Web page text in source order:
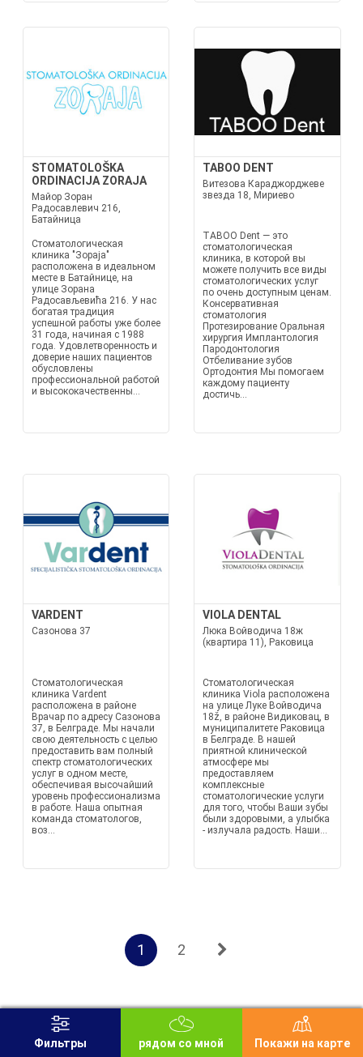
STOMATOLOŠKA
ORDINACIJA ZORAJA
Майор Зоран
Радосавлевич 216,
Батайница
Стоматологическая
клиника "Зораја"
расположена в идеальном
месте в Батайнице, на
улице Зорана
Радосављевића 216. У нас
богатая традиция
успешной работы уже более
31 года, начиная с 1988
года. Удовлетворенность и
доверие наших пациентов
обусловлены
профессиональной работой
и высококачественны...
TABOO DENT
Витезова Караджорджеве
звезда 18, Мириево
TABOO Dent — это
стоматологическая
клиника, в которой вы
можете получить все виды
стоматологических услуг
по очень доступным ценам.
Консервативная
стоматология
Протезирование Оральная
хирургия Имплантология
Пародонтология
Отбеливание зубов
Ортодонтия Мы помогаем
каждому пациенту
достичь...
VARDENT
Сазонова 37
Стоматологическая
клиника Vardent
расположена в районе
Врачар по адресу Сазонова
37, в Белграде. Мы начали
свою деятельность с целью
предоставить вам полный
спектр стоматологических
услуг в одном месте,
обеспечивая высочайший
уровень профессионализма
в работе. Наша опытная
команда стоматологов,
воз...
VIOLA DENTAL
Люка Войводича 18ж
(квартира 11), Раковица
Стоматологическая
клиника Viola расположена
на улице Луке Войводича
18ž, в районе Видиковац, в
муниципалитете Раковица
в Белграде. В нашей
приятной клинической
атмосфере мы
предоставляем
комплексные
стоматологические услуги
для того, чтобы Ваши зубы
были здоровыми, а улыбка
- излучала радость. Наши...
1 2
Возвращение на: Безметалле крунице
Фильтры рядом со мной Покажи на карте